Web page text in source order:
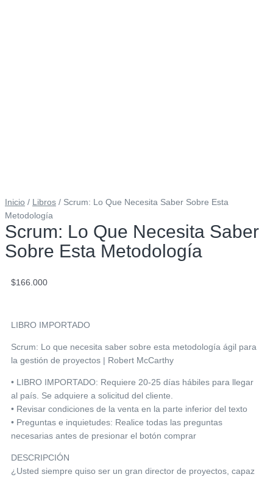
Inicio / Libros / Scrum: Lo Que Necesita Saber Sobre Esta
Metodología
Scrum: Lo Que Necesita Saber
Sobre Esta Metodología
$166.000
LIBRO IMPORTADO
Scrum: Lo que necesita saber sobre esta metodología ágil para
la gestión de proyectos | Robert McCarthy
• LIBRO IMPORTADO: Requiere 20-25 días hábiles para llegar
al país. Se adquiere a solicitud del cliente.
• Revisar condiciones de la venta en la parte inferior del texto
• Preguntas e inquietudes: Realice todas las preguntas
necesarias antes de presionar el botón comprar
DESCRIPCIÓN
¿Usted siempre quiso ser un gran director de proyectos, capaz